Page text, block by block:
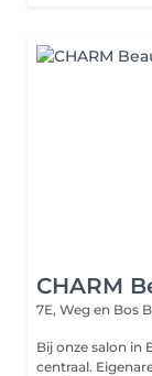
CHARM
7E, Weg en Bos
Bij onze salon in
centraal. Eigenaresse Carmen is haar salon gestart vanuit haar